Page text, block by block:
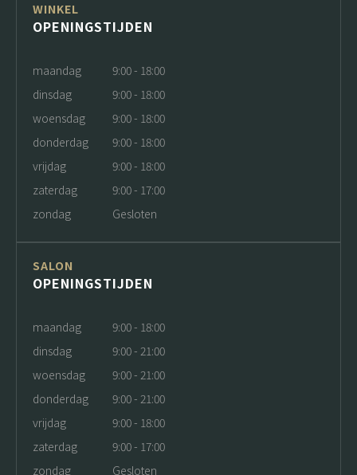
WINKEL
OPENINGSTIJDEN
maandag
9:00 - 18:00
dinsdag
9:00 - 18:00
woensdag
9:00 - 18:00
donderdag
9:00 - 18:00
vrijdag
9:00 - 18:00
zaterdag
9:00 - 17:00
zondag
Gesloten
SALON
OPENINGSTIJDEN
maandag
9:00 - 18:00
dinsdag
9:00 - 21:00
woensdag
9:00 - 21:00
donderdag
9:00 - 21:00
vrijdag
9:00 - 18:00
zaterdag
9:00 - 17:00
zondag
Gesloten